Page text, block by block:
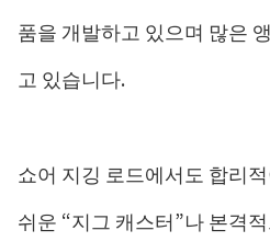
품을 개발하고 있으며 많은
고 있습니다.
쇼어 지깅 로드에서도 합리
쉬운 “지그 캐스터”나 본격